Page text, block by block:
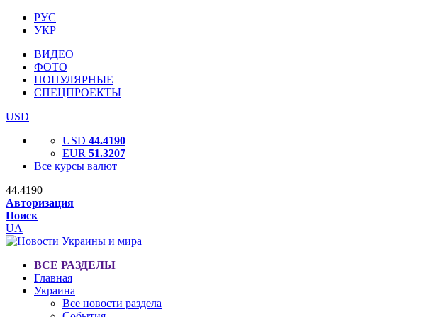
РУС
УКР
ВИДЕО
ФОТО
ПОПУЛЯРНЫЕ
СПЕЦПРОЕКТЫ
USD
USD 44.4190
EUR 51.3207
Все курсы валют
44.4190
Авторизация
Поиск
UA
ВСЕ РАЗДЕЛЫ
Главная
Украина
Все новости раздела